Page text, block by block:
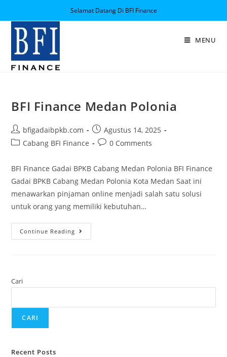
Selamat Datang Di BFI Finance
MENU
BFI Finance Medan Polonia
bfigadaibpkb.com
Agustus 14, 2025
Cabang BFI Finance
0 Comments
BFI Finance Gadai BPKB Cabang Medan Polonia BFI Finance
Gadai BPKB Cabang Medan Polonia Kota Medan Saat ini
menawarkan pinjaman online menjadi salah satu solusi
untuk orang yang memiliki kebutuhan…
Continue Reading
Cari
CARI
Recent Posts